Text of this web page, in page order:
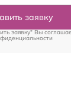
заявку
заявку" Вы